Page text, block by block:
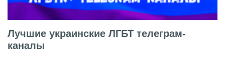
Лучшие украинские ЛГБТ телеграм-
каналы